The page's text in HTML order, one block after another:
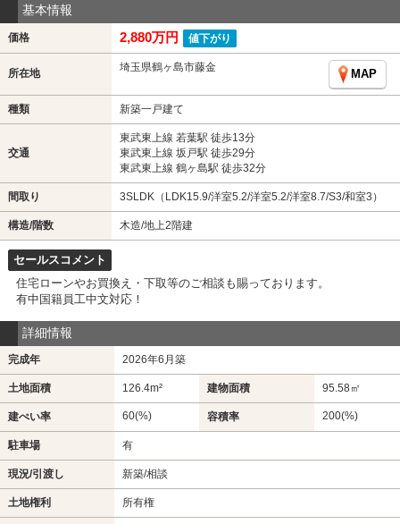
基本情報
価格 2,880万円 値下がり
所在地 埼玉県鶴ヶ島市藤金
MAP
種類 新築一戸建て
交通
東武東上線 若葉駅 徒歩13分
東武東上線 坂戸駅 徒歩29分
東武東上線 鶴ヶ島駅 徒歩32分
間取り 3SLDK（LDK15.9/洋室5.2/洋室5.2/洋室8.7/S3/和室3）
構造/階数 木造/地上2階建
セールスコメント
住宅ローンやお買換え・下取等のご相談も賜っております。
有中国籍員工中文対応！
詳細情報
完成年 2026年6月築
土地面積 126.4m² 建物面積 95.58㎡
建ぺい率 60(%) 容積率 200(%)
駐車場 有
現況/引渡し 新築/相談
土地権利 所有権